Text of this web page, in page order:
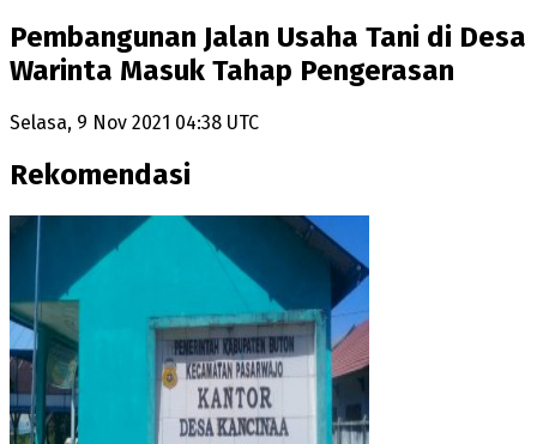
Pembangunan Jalan Usaha Tani di Desa
Warinta Masuk Tahap Pengerasan
Selasa, 9 Nov 2021 04:38 UTC
Rekomendasi